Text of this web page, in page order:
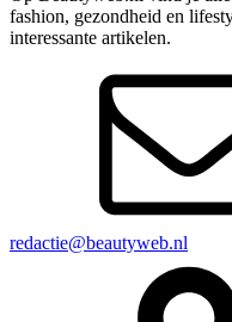
fashion, gezondheid en
interessante artikelen.
redactie@beautyweb.nl